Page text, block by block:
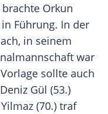
Orkun
Führung. In der
in seinem
war
sollte auch
Gül (53.)
(70.) traf